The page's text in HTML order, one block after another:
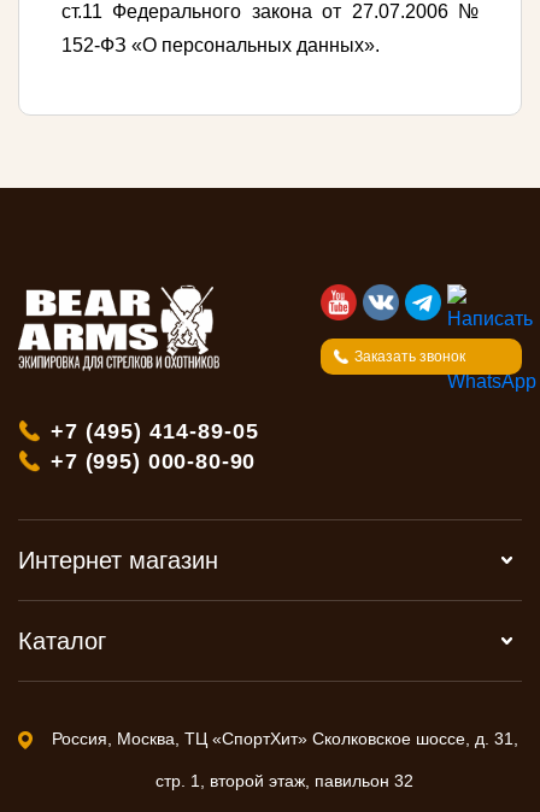
ст.11 Федерального закона от 27.07.2006 №
152-ФЗ «О персональных данных».
Заказать звонок
+7 (495) 414-89-05
+7 (995) 000-80-90
Интернет магазин
Каталог
Россия, Москва, ТЦ «СпортХит» Сколковское шоссе, д. 31,
стр. 1, второй этаж, павильон 32